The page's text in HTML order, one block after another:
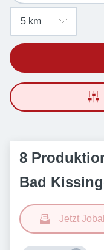
8
Bad
Jetzt